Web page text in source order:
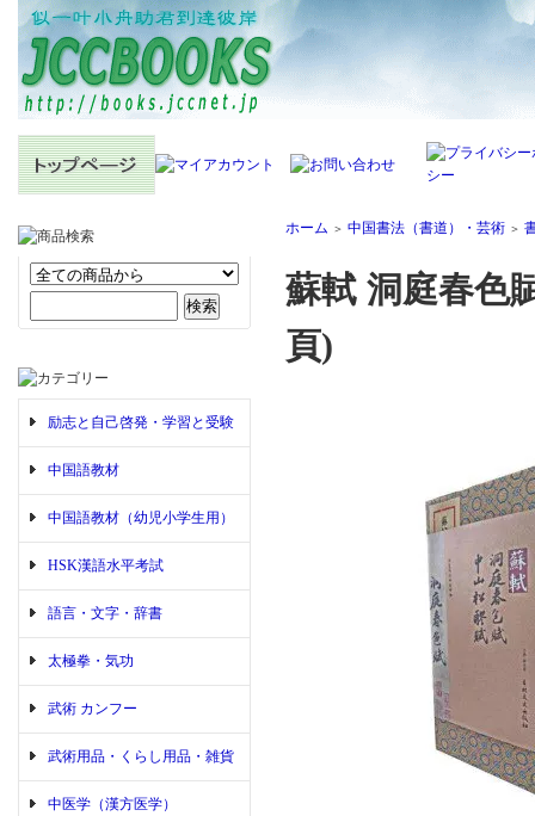
励志と自己啓発・学習と受験
中国語教材
中国語教材（幼児小学生用）
HSK漢語水平考試
語言・文字・辞書
太極拳・気功
武術 カンフー
武術用品・くらし用品・雑貨
中医学（漢方医学）
ホーム ＞ 中国書法（書道）・芸術 ＞
蘇軾 洞庭春色
頁)